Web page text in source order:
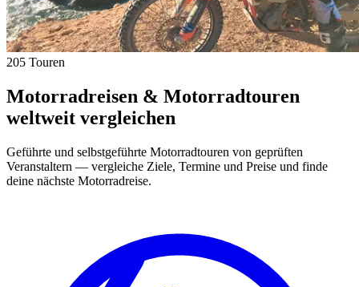
205 Touren
Motorradreisen & Motorradtouren
weltweit vergleichen
Geführte und selbstgeführte Motorradtouren von geprüften
Veranstaltern — vergleiche Ziele, Termine und Preise und finde
deine nächste Motorradreise.